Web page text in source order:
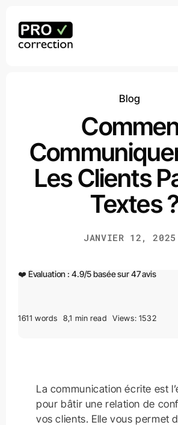
contenu
Blog
Les Clients
Textes
JANVIER 12, 2025
❤️ Évaluation : 4.9/5basée sur47avis
1611 words 8,1 min read Views: 1532
La communication écrite est
pour bâtir une relation de
vos clients. Elle vous permet